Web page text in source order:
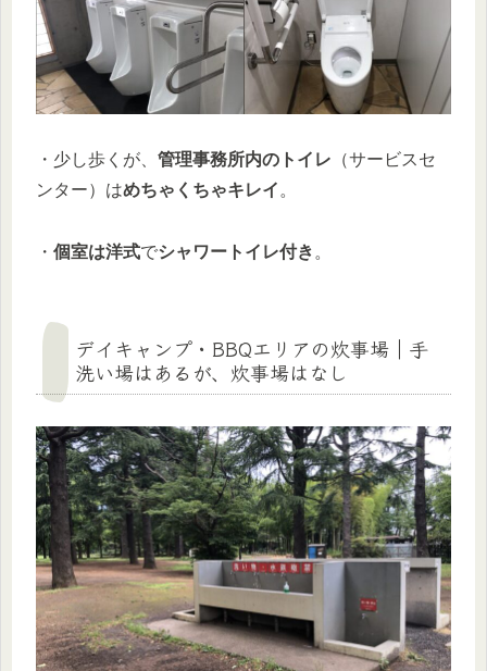
・少し歩くが、 管理事務所内のトイレ （サービスセ
ンター）はめちゃくちゃキレイ。
・ 個室は洋式でシャワートイレ付き 。
デイキャンプ・BBQエリアの炊事場｜手
洗い場はあるが、炊事場はなし